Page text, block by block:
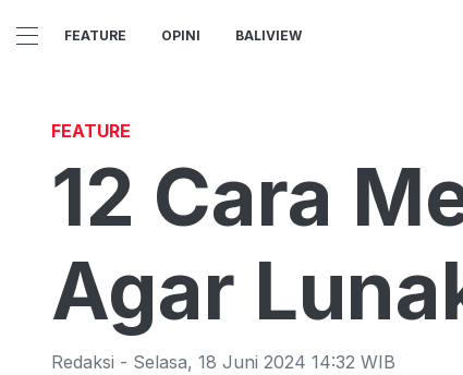
FEATURE OPINI BALIVIEW
FEATURE
12 Cara
Agar
Redaksi - Selasa, 18 Juni 2024 14:32 WIB